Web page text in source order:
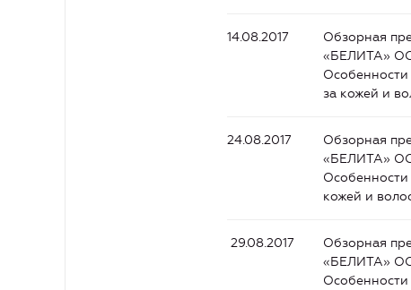
14.08.2017
Обзорная
«БЕЛИТА»
Особенности
за кожей и
24.08.2017
Обзорная
«БЕЛИТА»
Особенности
кожей и
29.08.2017
Обзорная
«БЕЛИТА»
Особенности